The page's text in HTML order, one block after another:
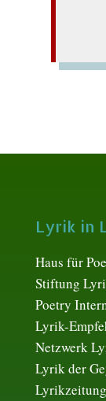
Lyrik in
Haus für
Stiftung
Poetry
Lyrik-
Netzwerk
Lyrik der
Lyrikzeitung